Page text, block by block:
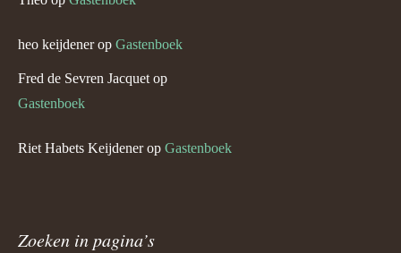
heo keijdenerop Gastenboek
Fred de Sevren Jacquet op
Gastenboek
Riet Habets Keijdenerop Gastenboek
Zoeken in pagina’s